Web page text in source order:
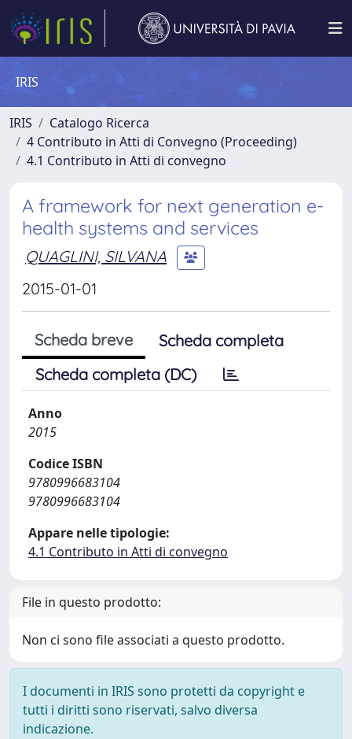
IRIS
IRIS
Catalogo Ricerca
4 Contributo in Atti di Convegno (Proceeding)
4.1 Contributo in Atti di convegno
A framework for next generation e-
health systems and services
QUAGLINI, SILVANA
2015-01-01
Scheda breve
Scheda completa
Scheda completa (DC)
Anno
2015
Codice ISBN
9780996683104
9780996683104
Appare nelle tipologie:
4.1 Contributo in Atti di convegno
File in questo prodotto:
Non ci sono file associati a questo prodotto.
I documenti in IRIS sono protetti da copyright e
tutti i diritti sono riservati, salvo diversa
indicazione.